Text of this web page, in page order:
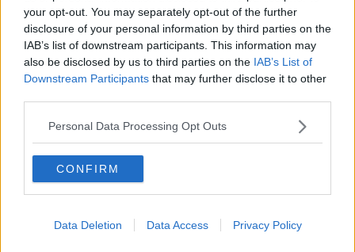
your opt-out. You may separately opt-out of the further
disclosure of your personal information by third parties on the
IAB’s list of downstream participants. This information may
also be disclosed by us to third parties on the IAB’s List of
Downstream Participants that may further disclose it to other
Personal Data Processing Opt Outs
CONFIRM
Data Deletion Data Access Privacy Policy
Coronavirus, arrivano a 18 i casi in paese
Covid, la prima vittima nell'aretino
Coronavirus, in Valdarno oltre 110 casi
Coronavirus, Valdarno a quota 76 contagiati
Il divieto, paese diviso in 3 comuni e 2 province
Covid-19, azienda dona ventilatore respiratorio